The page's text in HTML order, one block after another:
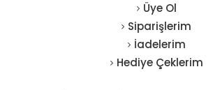
Üye Ol
Siparişlerim
İadelerim
Hediye Çeklerim